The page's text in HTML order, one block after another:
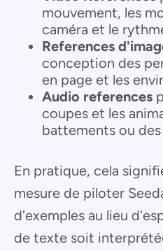
mouvement, les
caméra et le
References
conception des
en page et les
Audio references
coupes et les
battements ou
En pratique, cela
mesure de piloter
d'exemples au lieu
de texte soit